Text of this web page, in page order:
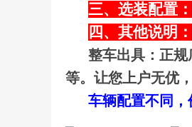
三、选装配置：
四、其他说明：
整车出具：正
等。让您上户无优
车辆配置不同，